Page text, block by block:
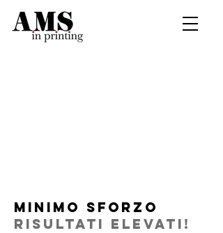
MINIMO SFORZO
RISULTATI ELEVATI!